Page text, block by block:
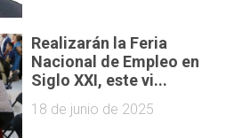
Realizarán la Feria
Nacional de Empleo en
Siglo XXI, este vi...
18 de junio de 2025